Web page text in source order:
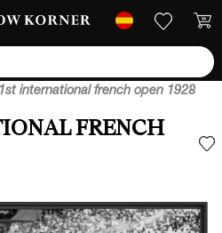
1st international french open 1928
FRENCH